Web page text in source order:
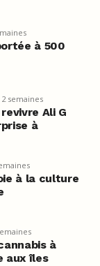
à 500
2 semaines
Ali G
à
à la culture
à
aux îles